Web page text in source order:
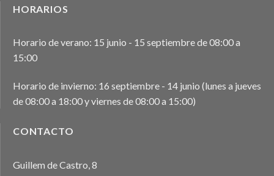
HORARIOS
Horario de verano: 15 junio - 15 septiembre de 08:00 a
15:00
Horario de invierno: 16 septiembre - 14 junio (lunes a jueves
de 08:00 a 18:00 y viernes de 08:00 a 15:00)
CONTACTO
Guillem de Castro, 8